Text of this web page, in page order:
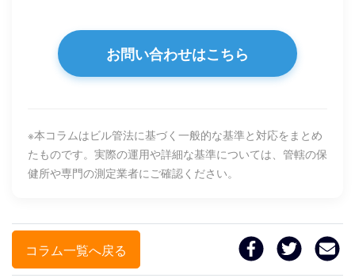
お問い合わせはこちら
※本コラムはビル管法に基づく一般的な基準と対応をまとめ
たものです。実際の運用や詳細な基準については、管轄の保
健所や専門の測定業者にご確認ください。
コラム一覧へ戻る